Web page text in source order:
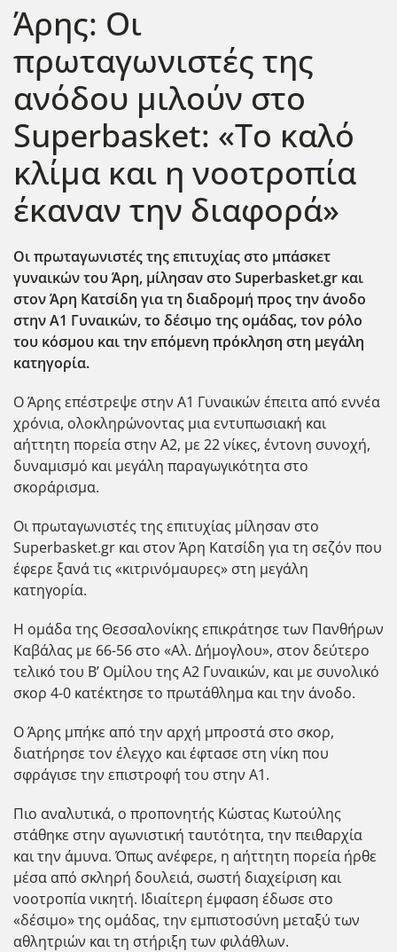
Άρης: Οι
πρωταγωνιστές της
ανόδου μιλούν στο
Superbasket: «To καλό
κλίμα και η νοοτροπία
έκαναν την διαφορά»
Οι πρωταγωνιστές της επιτυχίας στο μπάσκετ
γυναικών του Άρη, μίλησαν στο Superbasket.gr και
στον Άρη Κατσίδη για τη διαδρομή προς την άνοδο
στην Α1 Γυναικών, το δέσιμο της ομάδας, τον ρόλο
του κόσμου και την επόμενη πρόκληση στη μεγάλη
κατηγορία.
Ο Άρης επέστρεψε στην Α1 Γυναικών έπειτα από εννέα
χρόνια, ολοκληρώνοντας μια εντυπωσιακή και
αήττητη πορεία στην Α2, με 22 νίκες, έντονη συνοχή,
δυναμισμό και μεγάλη παραγωγικότητα στο
σκοράρισμα.
Οι πρωταγωνιστές της επιτυχίας μίλησαν στο
Superbasket.gr και στον Άρη Κατσίδη για τη σεζόν που
έφερε ξανά τις «κιτρινόμαυρες» στη μεγάλη
κατηγορία.
Η ομάδα της Θεσσαλονίκης επικράτησε των Πανθήρων
Καβάλας με 66-56 στο «Αλ. Δήμογλου», στον δεύτερο
τελικό του Β’ Ομίλου της Α2 Γυναικών, και με συνολικό
σκορ 4-0 κατέκτησε το πρωτάθλημα και την άνοδο.
Ο Άρης μπήκε από την αρχή μπροστά στο σκορ,
διατήρησε τον έλεγχο και έφτασε στη νίκη που
σφράγισε την επιστροφή του στην Α1.
Πιο αναλυτικά, ο προπονητής Κώστας Κωτούλης
στάθηκε στην αγωνιστική ταυτότητα, την πειθαρχία
και την άμυνα. Όπως ανέφερε, η αήττητη πορεία ήρθε
μέσα από σκληρή δουλειά, σωστή διαχείριση και
νοοτροπία νικητή. Ιδιαίτερη έμφαση έδωσε στο
«δέσιμο» της ομάδας, την εμπιστοσύνη μεταξύ των
αθλητριών και τη στήριξη των φιλάθλων.